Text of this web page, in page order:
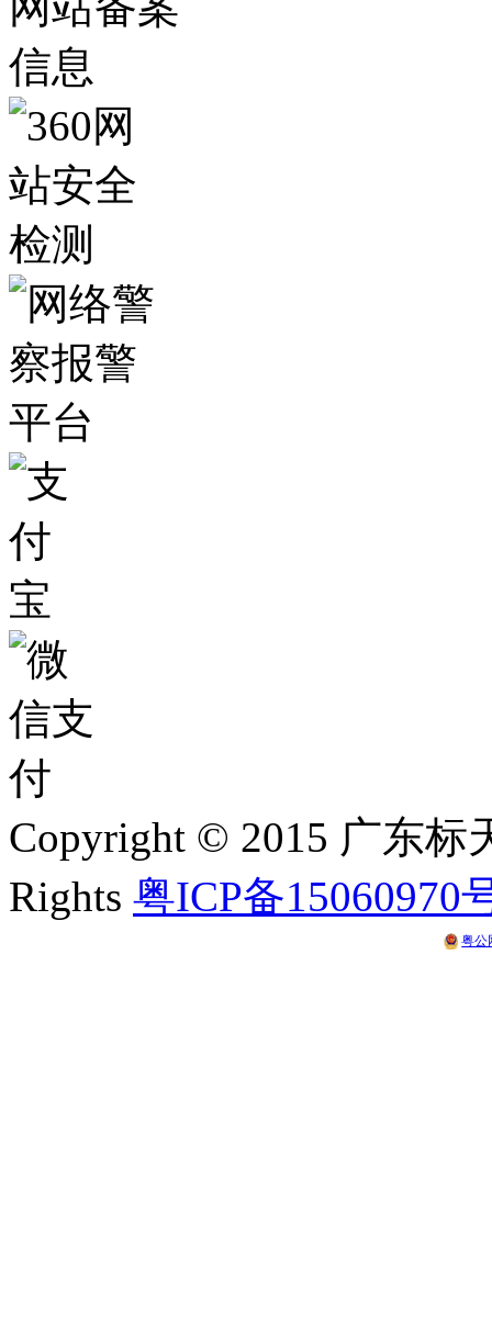
Copyright © 2015 广东
Rights 粤ICP备15060970
粤公